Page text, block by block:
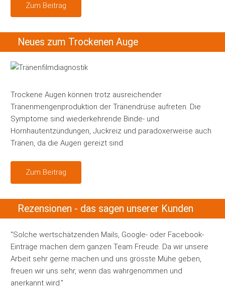
Zum Beitrag
Neues zum Trockenen Auge
Trockene Augen können trotz ausreichender
Tränenmengenproduktion der Tränendrüse aufreten. Die
Symptome sind wiederkehrende Binde- und
Hornhautentzündungen, Juckreiz und paradoxerweise auch
Tränen, da die Augen gereizt sind.
Zum Beitrag
Rezensionen - das sagen unserer Kunden
"Solche wertschätzenden Mails, Google- oder Facebook-
Einträge machen dem ganzen Team Freude. Da wir unsere
Arbeit sehr gerne machen und uns grösste Mühe geben,
freuen wir uns sehr, wenn das wahrgenommen und
anerkannt wird."